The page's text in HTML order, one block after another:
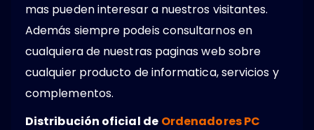
mas pueden interesar a nuestros visitantes.
Además siempre podeis consultarnos en
cualquiera de nuestras paginas web sobre
cualquier producto de informatica, servicios y
complementos.
Distribución oficial de Ordenadores PC